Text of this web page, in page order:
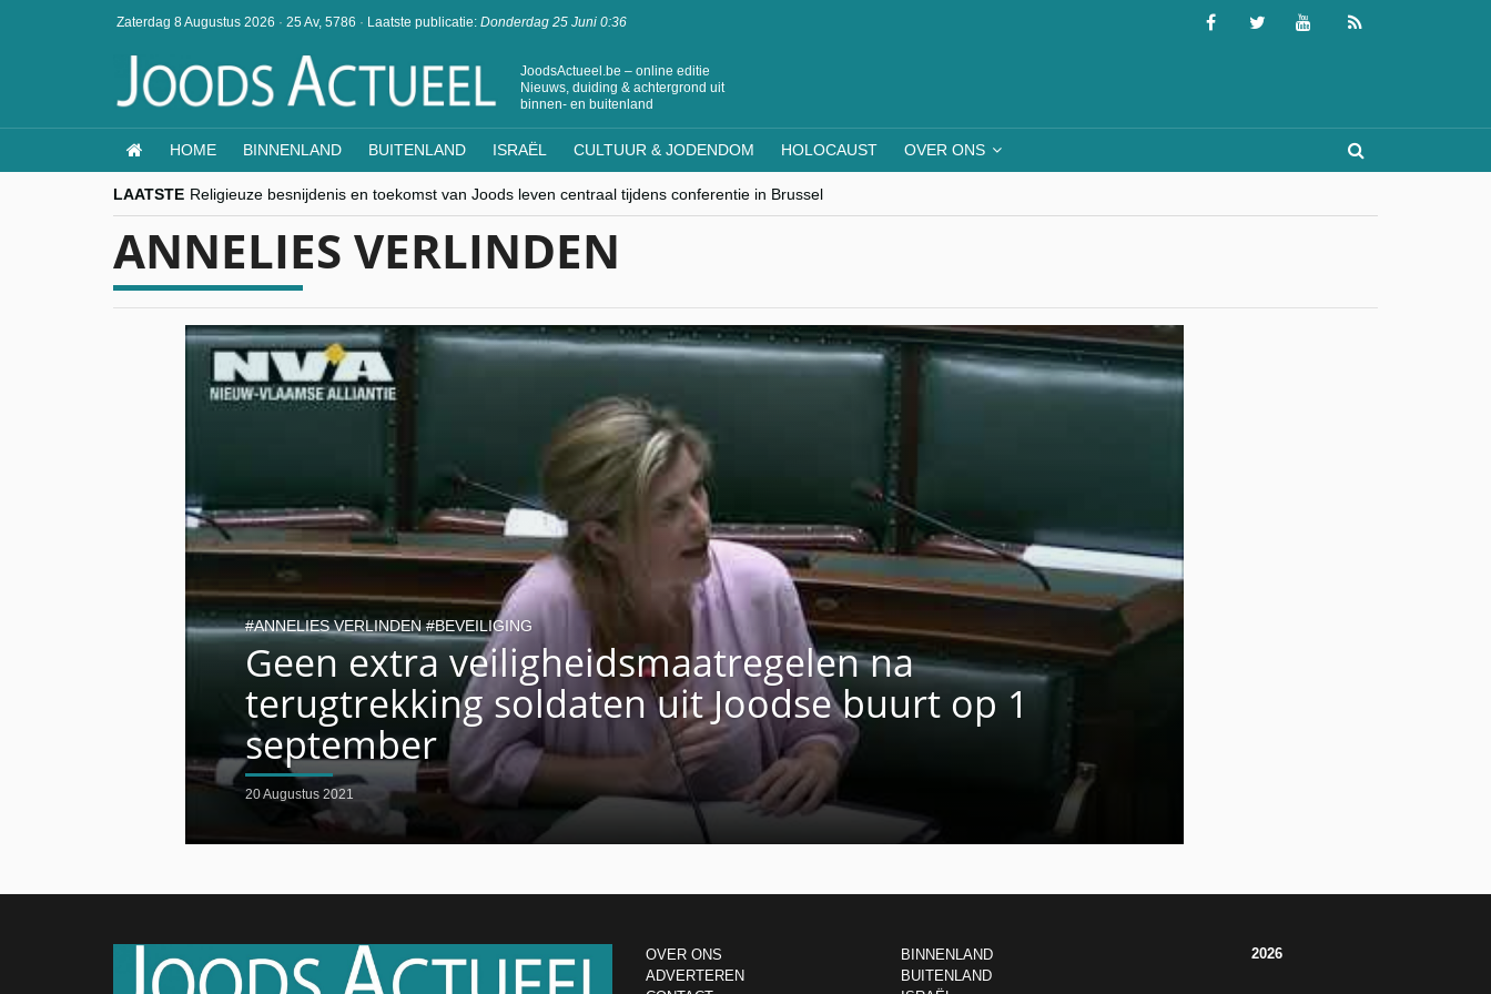
Zaterdag 8 Augustus 2026 · 25 Av, 5786 · Laatste publicatie: Donderdag 25 Juni 0:36
JoodsActueel.be – online editie
Nieuws, duiding & achtergrond uit
binnen- en buitenland
HOME BINNENLAND BUITENLAND ISRAËL CULTUUR & JODENDOM HOLOCAUST OVER ONS
LAATSTE Religieuze besnijdenis en toekomst van Joods leven centraal tijdens conferentie in Brussel
“Besnijdenisdebat toont hoe moeilijk seculiere Westen minderheden begrijpt”, Jinnih Beels (Vooruit)
CITYTRIP | ROEMENIË – Boekarest: de verrassing van Oost-Europa
“Vandaag zit elke Jood in België op de beklaagdenbank”
goKosher lanceert nieuwe website en samenwerking met Mishpacha voor kosher travel en simchas wereldwijd
ANNELIES VERLINDEN
Geen extra veiligheidsmaatregelen na
terugtrekking soldaten uit Joodse buurt op 1
september
20 Augustus 2021
ANNELIES VERLINDEN BEVEILIGING
OVER ONS
ADVERTEREN
BINNENLAND
BUITENLAND
2026